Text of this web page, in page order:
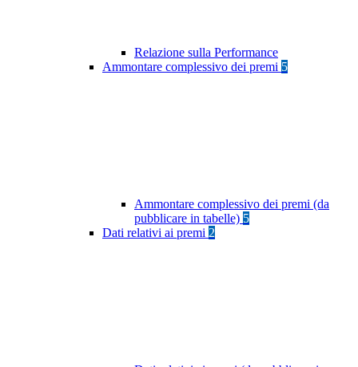
Relazione sulla Performance
Ammontare complessivo dei premi 5
Ammontare complessivo dei premi (da
pubblicare in tabelle) 5
Dati relativi ai premi 2